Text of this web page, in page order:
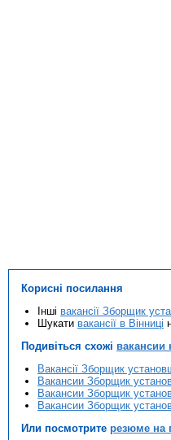
Корисні посилання
Інші вакансії Зборщик
Шукати вакансії в Вінниці
Подивіться схожі вакансии
Вакансії Зборщик
Вакансии Зборщик
Вакансии Зборщик
Вакансии Зборщик
Или посмотрите резюме на